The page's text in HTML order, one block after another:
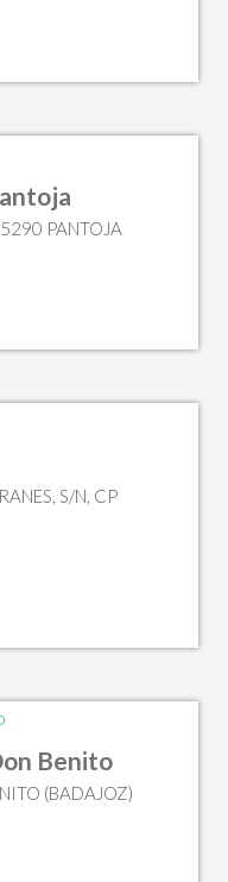
PANTOJA
S/N, CP
Benito
(BADAJOZ)